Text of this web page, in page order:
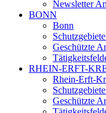
Newsletter
BONN
Bonn
Geschützte
RHEIN-ERFT-
Rhein-Erft-
Geschützte